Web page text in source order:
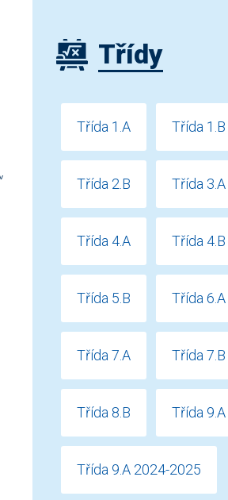
Třídy
Třída 1.A Třída 1.B
Třída 2.B Třída 3.A
Třída 4.A Třída 4.B
Třída 5.B Třída 6.A
Třída 7.A Třída 7.B
Třída 8.B Třída 9.A
Třída 9.A 2024-2025